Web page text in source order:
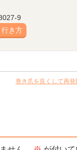
9
き方
巻き爪を良くして再